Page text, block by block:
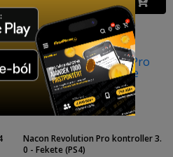
(17 999 Ft )
Nacon Revolution Pro kontroller 3.
0 - Fekete (PS4)